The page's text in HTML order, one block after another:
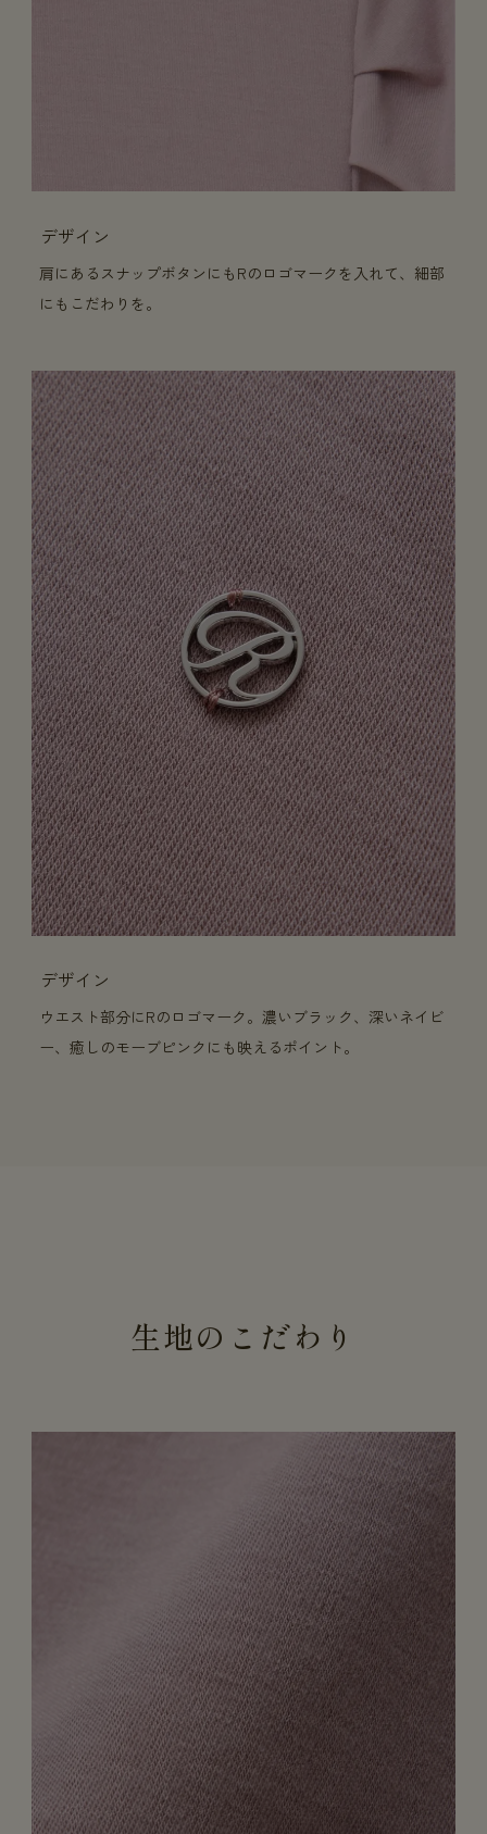
デザイン
肩にあるスナップボタンにもRのロゴマークを入れて、細部
にもこだわりを。
デザイン
ウエスト部分にRのロゴマーク。濃いブラック、深いネイビ
ー、癒しのモーブピンクにも映えるポイント。
生地のこだわり